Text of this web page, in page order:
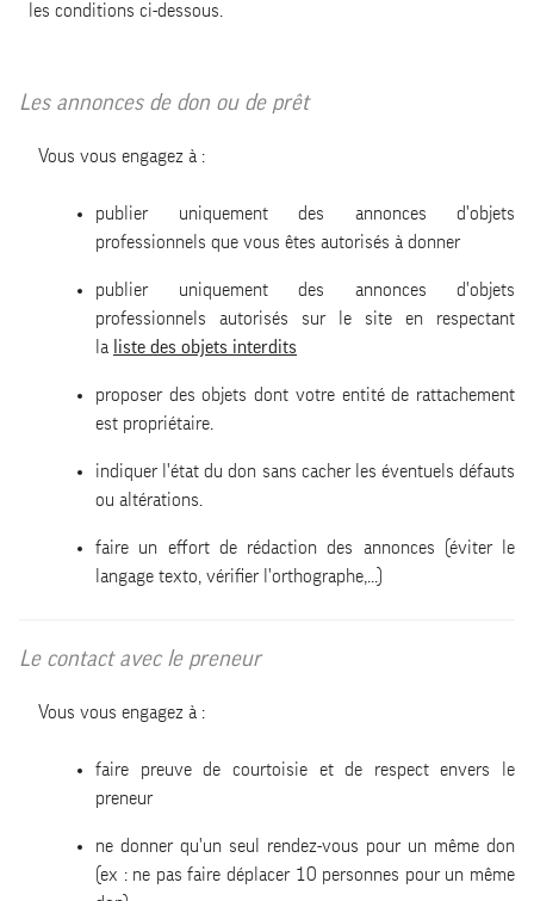
les conditions ci-dessous.
Les annonces de don ou de prêt
Vous vous engagez à :
publier uniquement des annonces d'objets
professionnels que vous êtes autorisés à donner
publier uniquement des annonces d'objets
professionnels autorisés sur le site en respectant
la liste des objets interdits
proposer des objets dont votre entité de rattachement
est propriétaire.
indiquer l'état du don sans cacher les éventuels défauts
ou altérations.
faire un effort de rédaction des annonces (éviter le
langage texto, vérifier l'orthographe,...)
Le contact avec le preneur
Vous vous engagez à :
faire preuve de courtoisie et de respect envers le
preneur
ne donner qu'un seul rendez-vous pour un même don
(ex : ne pas faire déplacer 10 personnes pour un même